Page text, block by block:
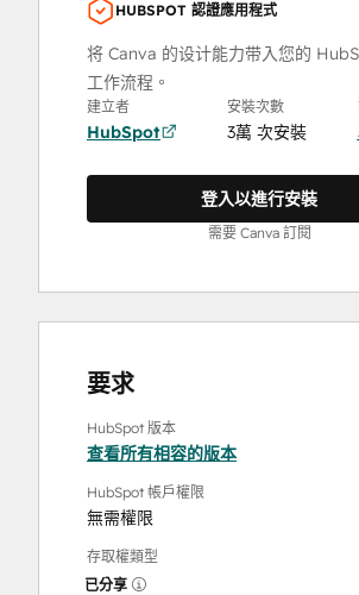
HUBSPOT 認證應用程式
将 Canva 的设计能力带入您的
工作流程。
建立者
HubSpot
安裝次數
3萬 次安裝
登入以進行安裝
需要 Canva 訂閱
要求
HubSpot 版本
查看所有相容的版本
HubSpot 帳戶權限
無需權限
存取權類型
已分享